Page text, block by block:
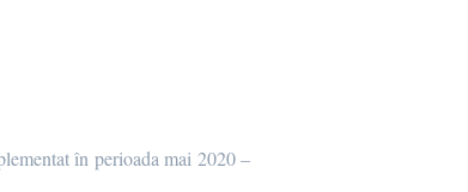
în perioada mai 2020 –